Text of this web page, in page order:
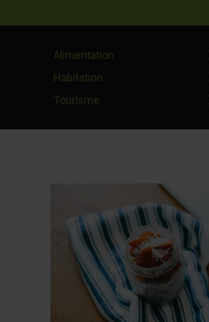
Alimentation
Habitation
Tourisme